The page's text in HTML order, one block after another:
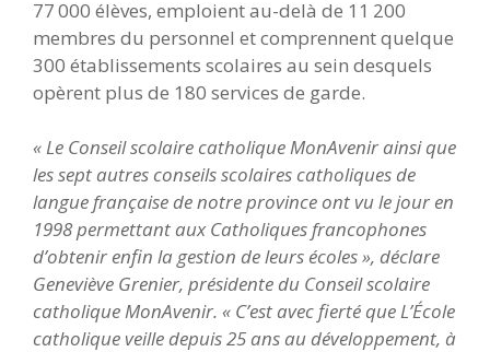
77 000 élèves, emploient au-delà de 11 200
membres du personnel et comprennent quelque
300 établissements scolaires au sein desquels
opèrent plus de 180 services de garde.
« Le Conseil scolaire catholique MonAvenir ainsi que
les sept autres conseils scolaires catholiques de
langue française de notre province ont vu le jour en
1998 permettant aux Catholiques francophones
d’obtenir enfin la gestion de leurs écoles », déclare
Geneviève Grenier, présidente du Conseil scolaire
catholique MonAvenir. « C’est avec fierté que L’École
catholique veille depuis 25 ans au développement, à